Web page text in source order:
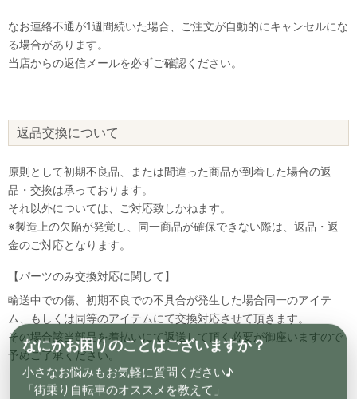
なお連絡不通が1週間続いた場合、ご注文が自動的にキャンセルにな
る場合があります。
当店からの返信メールを必ずご確認ください。
返品交換について
原則として初期不良品、または間違った商品が到着した場合の返
品・交換は承っております。
それ以外については、ご対応致しかねます。
※製造上の欠陥が発覚し、同一商品が確保できない際は、返品・返
金のご対応となります。
【パーツのみ交換対応に関して】
輸送中での傷、初期不良での不具合が発生した場合同一のアイテ
ム、もしくは同等のアイテムにて交換対応させて頂きます。
その場合該当部品を着払いにて返送して頂く必要が御座いますので
予めご了承ください。
なにかお困りのことはございますか？
小さなお悩みもお気軽に質問ください♪
「街乗り自転車のオススメを教えて」